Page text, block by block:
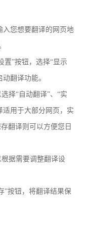
入您想要翻译的网页地
置”按钮，选择“显示
翻译功能。
择“自动翻译”、“实
适用于大部分网页，实
翻译则可以方便您日
据需要调整翻译设
”按钮，将翻译结果保